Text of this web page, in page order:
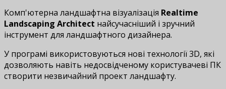
Комп'ютерна ландшафтна візуалізація Realtime
Landscaping Architect найсучасніший і зручний
інструмент для ландшафтного дизайнера.
У програмі використовуються нові технології 3D, які
дозволяють навіть недосвідченому користувачеві ПК
створити незвичайний проект ландшафту.